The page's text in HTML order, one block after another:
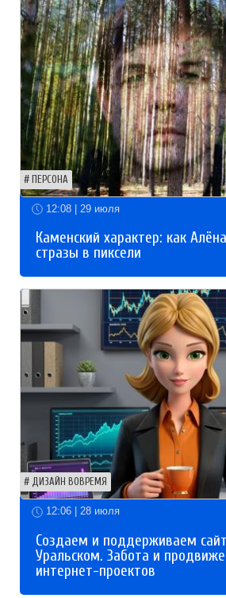
ПЕРСОНА
12:08 | 29 июля
Каменский характер: как
стразы в пиксели
ДИЗАЙН ВОВРЕМЯ
12:06 | 28 июля
Создаем и поддерживаем
Уральском. Забота и
интернет-проектов